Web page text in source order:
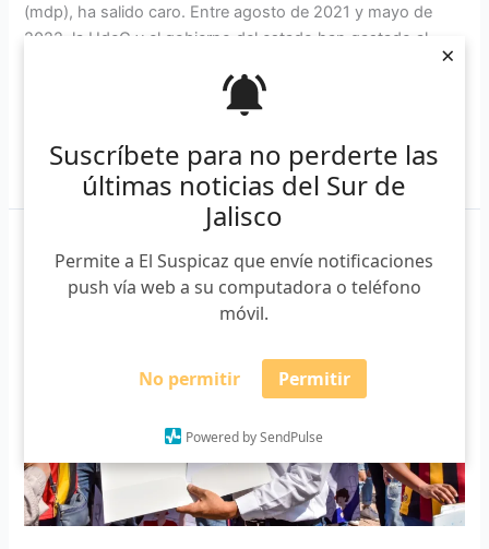
Suscríbete para no perderte las
últimas noticias del Sur de
Jalisco
Permite a El Suspicaz que envíe notificaciones
push vía web a su computadora o teléfono
móvil.
No permitir Permitir
Powered by SendPulse
×
(mdp), ha salido caro. Entre agosto de 2021 y mayo de
2022, la UdeG y el gobierno del estado han gastado al
Leer más »
daño
ambiental